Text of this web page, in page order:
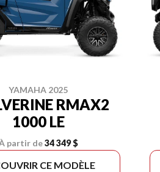
YAMAHA 2025
RMAX2
1000 LE
partir de34 349 $
CE MODÈLE